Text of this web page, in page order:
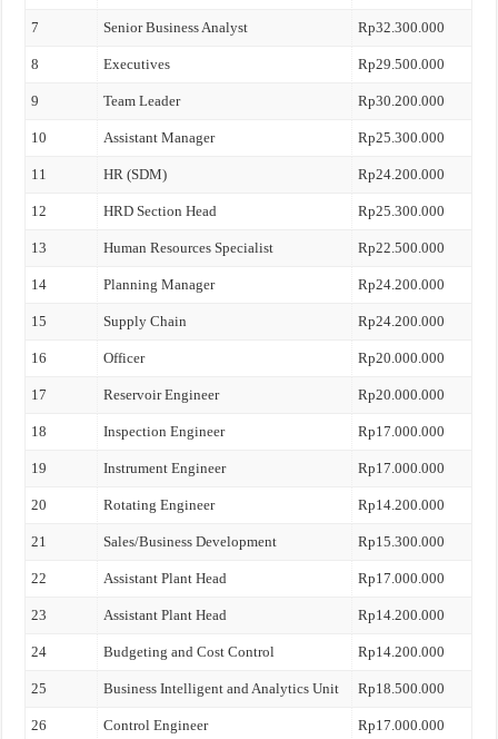
7 Senior Business Analyst Rp32.300.000
8 Executives Rp29.500.000
9 Team Leader Rp30.200.000
10 Assistant Manager Rp25.300.000
11 HR (SDM) Rp24.200.000
12 HRD Section Head Rp25.300.000
13 Human Resources Specialist Rp22.500.000
14 Planning Manager Rp24.200.000
15 Supply Chain Rp24.200.000
16 Officer Rp20.000.000
17 Reservoir Engineer Rp20.000.000
18 Inspection Engineer Rp17.000.000
19 Instrument Engineer Rp17.000.000
20 Rotating Engineer Rp14.200.000
21 Sales/Business Development Rp15.300.000
22 Assistant Plant Head Rp17.000.000
23 Assistant Plant Head Rp14.200.000
24 Budgeting and Cost Control Rp14.200.000
25 Business Intelligent and Analytics Unit Rp18.500.000
26 Control Engineer Rp17.000.000